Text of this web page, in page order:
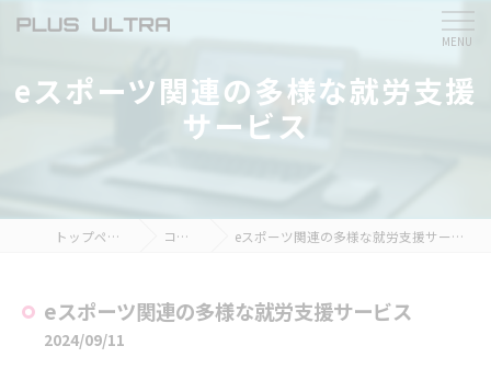
eスポーツ関連の多様な就労支援
サービス
トップページ コラム eスポーツ関連の多様な就労支援サービス
eスポーツ関連の多様な就労支援サービス
2024/09/11